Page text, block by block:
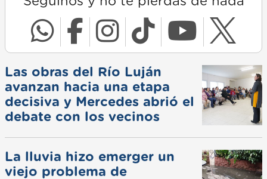
Las obras del Río Luján
avanzan hacia una etapa
decisiva y Mercedes abrió el
debate con los vecinos
La lluvia hizo emerger un
viejo problema de